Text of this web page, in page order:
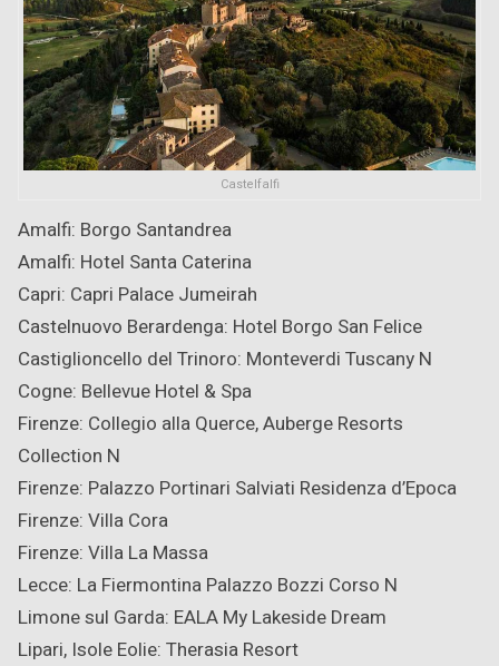
Castelfalfi
Amalfi: Borgo Santandrea
Amalfi: Hotel Santa Caterina
Capri: Capri Palace Jumeirah
Castelnuovo Berardenga: Hotel Borgo San Felice
Castiglioncello del Trinoro: Monteverdi Tuscany N
Cogne: Bellevue Hotel & Spa
Firenze: Collegio alla Querce, Auberge Resorts
Collection N
Firenze: Palazzo Portinari Salviati Residenza d’Epoca
Firenze: Villa Cora
Firenze: Villa La Massa
Lecce: La Fiermontina Palazzo Bozzi Corso N
Limone sul Garda: EALA My Lakeside Dream
Lipari, Isole Eolie: Therasia Resort